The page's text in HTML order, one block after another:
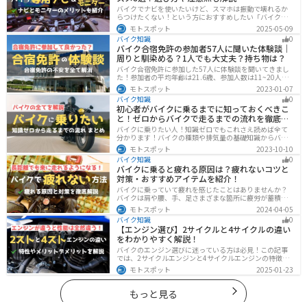
バイクでナビを使いたいけど、スマホは振動で壊れるか
らつけたくない！という方におすすめしたい「バイク専
用ナビ」と「スマートモニター」をまとめてご紹介しま
す。専用ナビなら耐久性もあり、オフラインでも使える
ので安心です。スマートモニターは、スマホと連動させ
てスマホの機能をそのまま利用できます。ドラレコや死
角警告、駐車場の振動検知など様々な便利機能も搭載さ
れています。
モトスポット
2025-05-09
バイク知識
0
バイク合宿免許の参加者57人に聞いた体験談｜
周りと馴染める？1人でも大丈夫？持ち物は？
バイク合宿免許に参加した57人に体験談を聞いてきまし
た！参加者の平均年齢は21.6歳、参加人数は11~20人な
ど統計情報や人間関係はどうだったのか、持っていくべ
きものなど参加する前に知っておきたい情報をまとめま
した。
モトスポット
2023-01-07
バイク知識
0
初心者がバイクに乗るまでに知っておくべきこ
と！ゼロからバイクで走るまでの流れを徹底解
説
バイクに乗りたい人！知識ゼロでもこれさえ読めば全て
分かります！バイクの種類や排気量の基礎知識からバイ
クの選び方、免許の取り方、購入、納車、その後のバイ
クライフまで全てサポートします！
モトスポット
2023-10-10
バイク知識
0
バイクに乗ると疲れる原因は？疲れないコツと
対策・おすすめアイテムを紹介！
バイクに乗っていて疲れを感じたことはありませんか？
バイクは肩や腰、手、足さまざまな箇所に疲労が蓄積し
やすい乗り物です。できるなら楽に乗りたいですよね。
原因を知り対策を重ねておけば今よりもっと快適に走行
することができます。
モトスポット
2024-04-05
バイク知識
0
【エンジン選び】2サイクルと4サイクルの違い
をわかりやすく解説！
バイクのエンジン選びに迷っている方は必見！この記事
では、2サイクルエンジンと4サイクルエンジンの特徴や
メリット、選び方を解説しています。実は、4サイクルエ
ンジンは燃費が良く経済的で扱いやすいため、初心者の
方にはおすすめです。記事を読めば、最適なエンジン選
びのヒントが得られます。
モトスポット 2025-01-23
もっと見る